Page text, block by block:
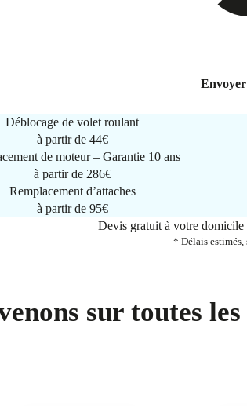
Envoyer
Déblocage de volet roulant
à partir de 44€
de moteur – Garantie 10 ans
à partir de 286€
Remplacement d’attaches
à partir de 95€
Devis gratuit à votre
* Délais
sur toutes